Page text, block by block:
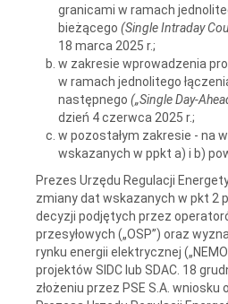
granicami w ramach
bieżącego (Single Intraday
18 marca 2025 r.;
w zakresie wprowadzenia
w ramach jednolitego
następnego („Single Day-
dzień 4 czerwca 2025 r.;
w pozostałym zakresie - na
wskazanych w ppkt a) i b)
Prezes Urzędu Regulacji
zmiany dat wskazanych w pkt 2
decyzji podjętych przez
przesyłowych („OSP”) oraz
rynku energii elektrycznej
projektów SIDC lub SDAC. 18
złożeniu przez PSE S.A.